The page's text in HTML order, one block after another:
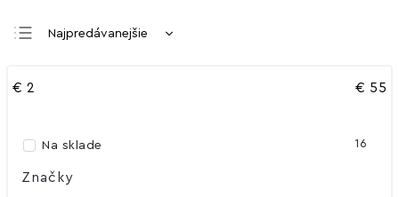
Najpredávanejšie
€ 2 € 55
Na sklade 16
Značky